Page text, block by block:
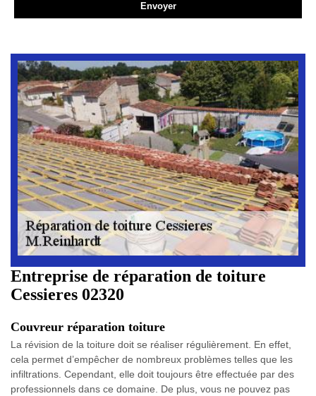
Entreprise de réparation de toiture
Cessieres 02320
Couvreur réparation toiture
La révision de la toiture doit se réaliser régulièrement. En effet,
cela permet d’empêcher de nombreux problèmes telles que les
infiltrations. Cependant, elle doit toujours être effectuée par des
professionnels dans ce domaine. De plus, vous ne pouvez pas